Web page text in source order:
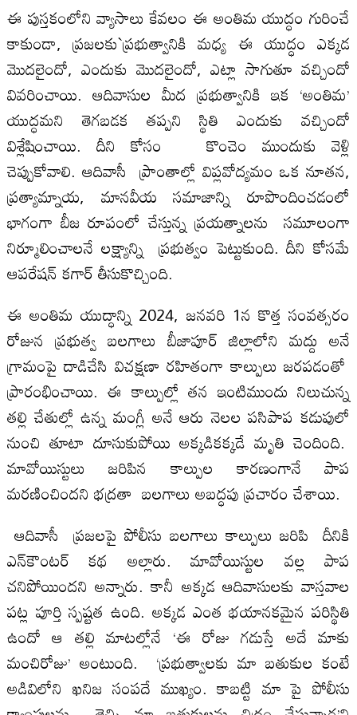
ఈ పుస్తకంలోని వ్యాసాలు కేవలం ఈ అంతిమ యుద్ధం గురించే
కాకుండా, ప్రజలకు`ప్రభుత్వానికి మధ్య ఈ యుద్ధం ఎక్కడ
మొదలైందో, ఎందుకు మొదలైందో, ఎట్లా సాగుతూ వచ్చిందో
వివరించాయి. ఆదివాసుల మీద ప్రభుత్వానికి ఇక ‘అంతిమ’
యుద్ధమని తెగబడక తప్పని స్థితి ఎందుకు వచ్చిందో
విశ్లేషించాయి. దీని కోసం కొంచెం ముందుకు వెళ్లి
చెప్పుకోవాలి. ఆదివాసీ ప్రాంతాల్లో విప్లవోద్యమం ఒక నూతన,
ప్రత్యామ్నాయ, మానవీయ సమాజాన్ని రూపొందించడంలో
భాగంగా బీజ రూపంలో చేస్తున్న ప్రయత్నాలను సమూలంగా
నిర్మూలించాలనే లక్ష్యాన్ని ప్రభుత్వం పెట్టుకుంది. దీని కోసమే
ఆపరేషన్‌ కగార్‌ తీసుకొచ్చింది.
ఈ అంతిమ యుద్ధాన్ని 2024, జనవరి 1న కొత్త సంవత్సరం
రోజున ప్రభుత్వ బలగాలు బీజాపూర్‌ జిల్లాలోని మద్దు అనే
గ్రామంపై దాడిచేసి విచక్షణా రహితంగా కాల్పులు జరపడంతో
ప్రారంభించాయి. ఈ కాల్పుల్లో తన ఇంటిముందు నిలుచున్న
తల్లి చేతుల్లో ఉన్న మంగ్లీ అనే ఆరు నెలల పసిపాప కడుపులో
నుంచి తూటా దూసుకుపోయి అక్కడికక్కడే మృతి చెందింది.
మావోయిస్టులు జరిపిన కాల్పుల కారణంగానే పాప
మరణించిందని భద్రతా బలగాలు అబద్ధపు ప్రచారం చేశాయి.
ఆదివాసీ ప్రజలపై పోలీసు బలగాలు కాల్పులు జరిపి దీనికి
ఎన్‌కౌంటర్‌ కథ అల్లారు. మావోయిస్టుల వల్ల పాప
చనిపోయిందని అన్నారు. కానీ అక్కడ ఆదివాసులకు వాస్తవాల
పట్ల పూర్తి స్పష్టత ఉంది. అక్కడ ఎంత భయానకమైన పరిస్థితి
ఉందో ఆ తల్లి మాటల్లోనే ‘ఈ రోజు గడుస్తే అదే మాకు
మంచిరోజు’ అంటుంది. ‘ప్రభుత్వాలకు మా బతుకుల కంటే
అడివిలోని ఖనిజ సంపదే ముఖ్యం. కాబట్టి మా పై పోలీసు